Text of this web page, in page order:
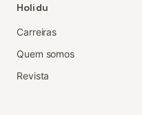
Holidu
Carreiras
Quem somos
Revista